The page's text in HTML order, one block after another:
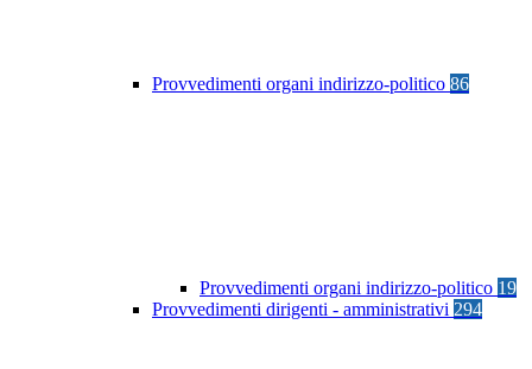
Provvedimenti organi indirizzo-politico 86
Provvedimenti organi indirizzo-politico 19
Provvedimenti dirigenti - amministrativi 294